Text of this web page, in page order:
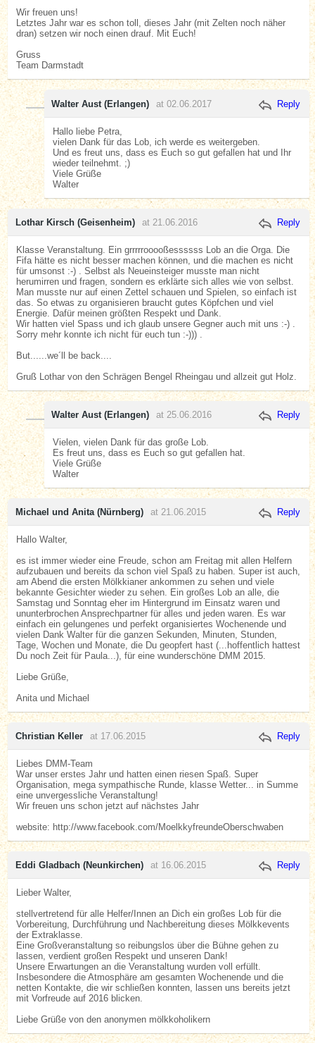
Wir freuen uns!
Letztes Jahr war es schon toll, dieses Jahr (mit Zelten noch näher
dran) setzen wir noch einen drauf. Mit Euch!
Gruss
Team Darmstadt
Walter Aust (Erlangen) at 02.06.2017 Reply
Hallo liebe Petra,
vielen Dank für das Lob, ich werde es weitergeben.
Und es freut uns, dass es Euch so gut gefallen hat und Ihr
wieder teilnehmt. ;)
Viele Grüße
Walter
Lothar Kirsch (Geisenheim) at 21.06.2016 Reply
Klasse Veranstaltung. Ein grrrrrooooßessssss Lob an die Orga. Die
Fifa hätte es nicht besser machen können, und die machen es nicht
für umsonst :-) . Selbst als Neueinsteiger musste man nicht
herumirren und fragen, sondern es erklärte sich alles wie von selbst.
Man musste nur auf einen Zettel schauen und Spielen, so einfach ist
das. So etwas zu organisieren braucht gutes Köpfchen und viel
Energie. Dafür meinen größten Respekt und Dank.
Wir hatten viel Spass und ich glaub unsere Gegner auch mit uns :-) .
Sorry mehr konnte ich nicht für euch tun :-))) .
But......we´ll be back....
Gruß Lothar von den Schrägen Bengel Rheingau und allzeit gut Holz.
Walter Aust (Erlangen) at 25.06.2016 Reply
Vielen, vielen Dank für das große Lob.
Es freut uns, dass es Euch so gut gefallen hat.
Viele Grüße
Walter
Michael und Anita (Nürnberg) at 21.06.2015 Reply
Hallo Walter,
es ist immer wieder eine Freude, schon am Freitag mit allen Helfern
aufzubauen und bereits da schon viel Spaß zu haben. Super ist auch,
am Abend die ersten Mölkkianer ankommen zu sehen und viele
bekannte Gesichter wieder zu sehen. Ein großes Lob an alle, die
Samstag und Sonntag eher im Hintergrund im Einsatz waren und
ununterbrochen Ansprechpartner für alles und jeden waren. Es war
einfach ein gelungenes und perfekt organisiertes Wochenende und
vielen Dank Walter für die ganzen Sekunden, Minuten, Stunden,
Tage, Wochen und Monate, die Du geopfert hast (...hoffentlich hattest
Du noch Zeit für Paula...), für eine wunderschöne DMM 2015.
Liebe Grüße,
Anita und Michael
Christian Keller at 17.06.2015 Reply
Liebes DMM-Team
War unser erstes Jahr und hatten einen riesen Spaß. Super
Organisation, mega sympathische Runde, klasse Wetter... in Summe
eine unvergessliche Veranstaltung!
Wir freuen uns schon jetzt auf nächstes Jahr
website: http://www.facebook.com/MoelkkyfreundeOberschwaben
Eddi Gladbach (Neunkirchen) at 16.06.2015 Reply
Lieber Walter,
stellvertretend für alle Helfer/Innen an Dich ein großes Lob für die
Vorbereitung, Durchführung und Nachbereitung dieses Mölkkevents
der Extraklasse.
Eine Großveranstaltung so reibungslos über die Bühne gehen zu
lassen, verdient großen Respekt und unseren Dank!
Unsere Erwartungen an die Veranstaltung wurden voll erfüllt.
Insbesondere die Atmosphäre am gesamten Wochenende und die
netten Kontakte, die wir schließen konnten, lassen uns bereits jetzt
mit Vorfreude auf 2016 blicken.
Liebe Grüße von den anonymen mölkkoholikern